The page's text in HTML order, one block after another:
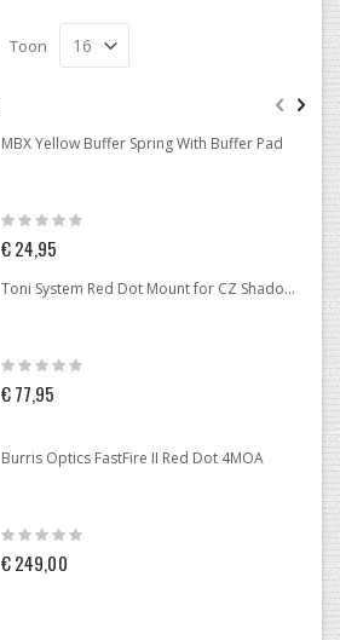
Toon
MBX Yellow Buffer Spring With Buffer Pad
Rating:
0%
€ 24,95
Toni System Red Dot Mount for CZ Shadow 2 Optic Ready
Rating:
0%
€ 77,95
Burris Optics FastFire II Red Dot 4MOA
Rating:
€ 249,00